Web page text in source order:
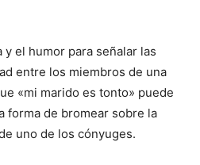
el humor para señalar las
entre los miembros de una
«mi marido es tonto» puede
forma de bromear sobre la
uno de los cónyuges.